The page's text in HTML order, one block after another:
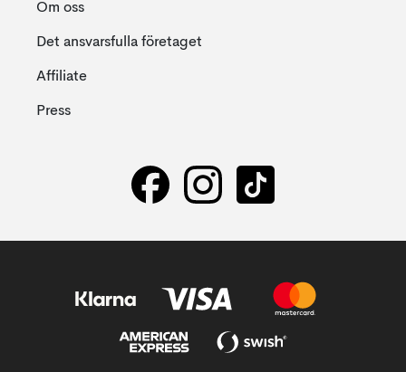
Om oss
Det ansvarsfulla företaget
Affiliate
Press